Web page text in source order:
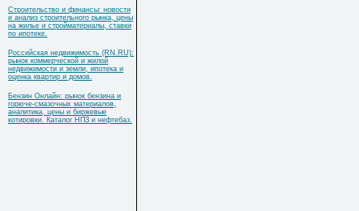
Строительство и финансы: новости
и анализ строительного рынка, цены
на жилье и стройматериалы, ставки
по ипотеке.
Российская недвижимость (RN.RU):
рынок коммерческой и жилой
недвижимости и земли, ипотека и
оценка квартир и домов.
Бензин Онлайн: рынок бензина и
горюче-смазочных материалов,
аналитика, цены и биржевые
котировки. Каталог НПЗ и нефтебаз.